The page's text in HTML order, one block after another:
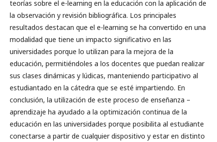
teorías sobre el e-learning en la educación con la aplicación de
la observación y revisión bibliográfica. Los principales
resultados destacan que el e-learning se ha convertido en una
modalidad que tiene un impacto significativo en las
universidades porque lo utilizan para la mejora de la
educación, permitiéndoles a los docentes que puedan realizar
sus clases dinámicas y lúdicas, manteniendo participativo al
estudiantado en la cátedra que se esté impartiendo. En
conclusión, la utilización de este proceso de enseñanza –
aprendizaje ha ayudado a la optimización continua de la
educación en las universidades porque posibilita al estudiante
conectarse a partir de cualquier dispositivo y estar en distinto